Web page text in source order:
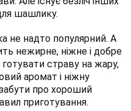
шашлику.
не надто популярний. А
нежирне, ніжне і добре
страву на жару,
аромат і ніжну
про хороший
приготування.